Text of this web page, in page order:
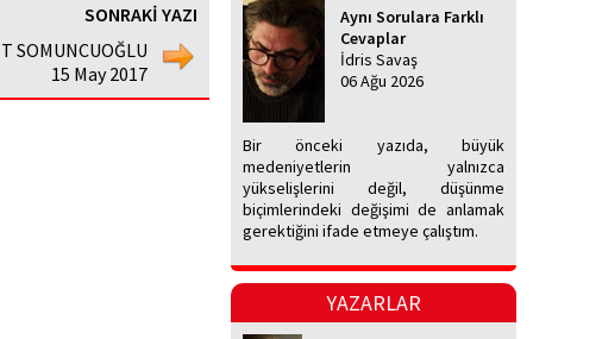
SONRAKİ YAZI
SOMUNCUOĞLU
15 May 2017
Aynı Sorulara Farklı
Cevaplar
İdris Savaş
06 Ağu 2026
Bir önceki yazıda, büyük
medeniyetlerin yalnızca
yükselişlerini değil, düşünme
biçimlerindeki değişimi de anlamak
gerektiğini ifade etmeye çalıştım.
YAZARLAR